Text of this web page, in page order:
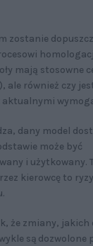
zostanie
mają stosowne
ale również czy
aktualnymi
dany model
może być
i użytkowany.
kierowcę to
że zmiany,
są dozwolone